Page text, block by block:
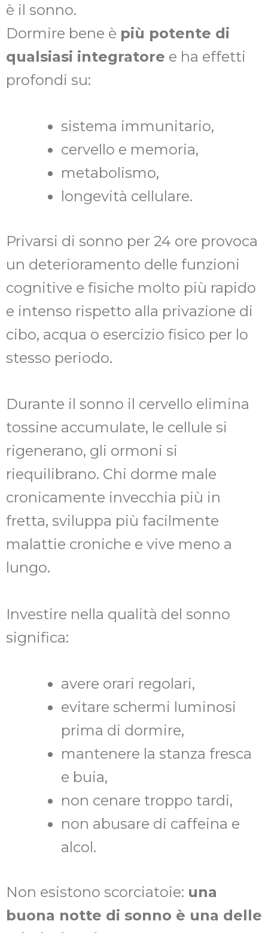
è il sonno.
Dormire bene è più potente di
qualsiasi integratore e ha effetti
profondi su:
sistema immunitario,
cervello e memoria,
metabolismo,
longevità cellulare.
Privarsi di sonno per 24 ore provoca
un deterioramento delle funzioni
cognitive e fisiche molto più rapido
e intenso rispetto alla privazione di
cibo, acqua o esercizio fisico per lo
stesso periodo.
Durante il sonno il cervello elimina
tossine accumulate, le cellule si
rigenerano, gli ormoni si
riequilibrano. Chi dorme male
cronicamente invecchia più in
fretta, sviluppa più facilmente
malattie croniche e vive meno a
lungo.
Investire nella qualità del sonno
significa:
avere orari regolari,
evitare schermi luminosi
prima di dormire,
mantenere la stanza fresca
e buia,
non cenare troppo tardi,
non abusare di caffeina e
alcol.
Non esistono scorciatoie: una
buona notte di sonno è una delle